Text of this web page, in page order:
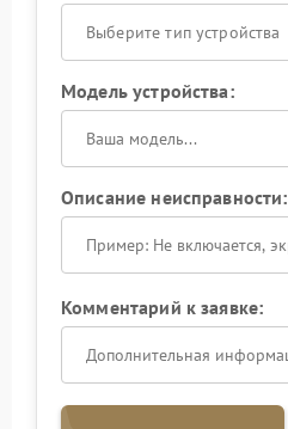
Выберите тип устройства
Модель устройства:
Описание неисправности:
Комментарий к заявке: